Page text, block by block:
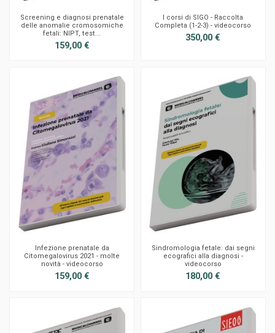
Screening e diagnosi prenatale
delle anomalie cromosomiche
fetali: NIPT, test...
159,00 €
I corsi di SIGO - Raccolta
Completa (1-2-3) - videocorso
350,00 €
Infezione prenatale da
Citomegalovirus 2021 - molte
novità - videocorso
159,00 €
Sindromologia fetale: dai segni
ecografici alla diagnosi -
videocorso
180,00 €